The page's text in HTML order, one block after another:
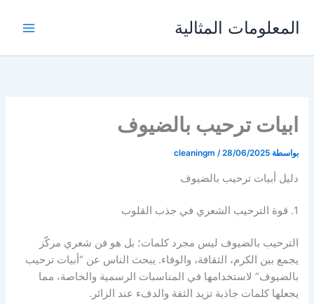
المعلومات المثالية
ابيات ترحيب بالضيوف
بواسطة cleaningm /28/06/2025
دليل أبيات ترحيب بالضيوف
1. قوة الترحيب الشعري في جذب القلوب
الترحيب بالضيوف ليس مجرد كلمات؛ بل هو فن شعري مركّز
يجمع بين الكرم، الثقافة، والوفاء. يبحث الناس عن “أبيات ترحيب
بالضيوف” لاستخدامها في المناسبات الرسمية والخاصة، مما
يجعلها كلمات جاذبة تزيد الثقة والدفء عند الزائر.